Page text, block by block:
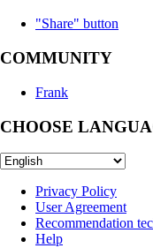
"Share" button
COMMUNITY
Frank
CHOOSE
Privacy Policy
User Agreement
Recommendation
Help